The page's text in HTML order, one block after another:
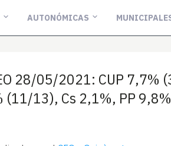
AUTONÓMICAS
28/05/2021: CUP
13), Cs 2,1%, PP